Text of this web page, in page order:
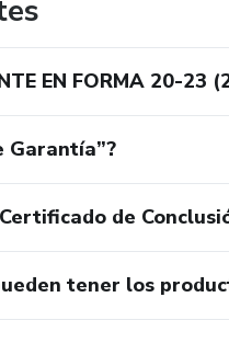
EN FORMA 20-23
Garantía”?
de
tener los